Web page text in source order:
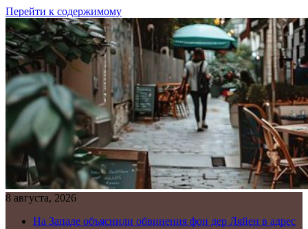
Перейти к содержимому
8 августа, 2026
На Западе объяснили обвинения фон дер Ляйен в адрес